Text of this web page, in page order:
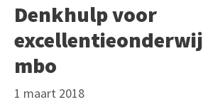
Denkhulp voor
mbo
1 maart 2018